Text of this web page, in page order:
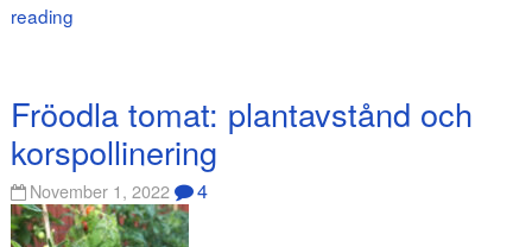
reading
Fröodla tomat: plantavstånd och
korspollinering
November 1, 2022 4